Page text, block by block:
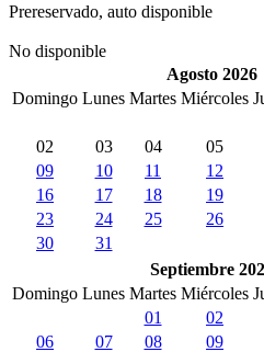
Prereservado, auto disponible
No disponible
Agosto 2026
Domingo Lunes Martes Miércoles
02
03 04 05
09
10 11 12
16
17 18 19
23
24 25 26
30
31
Septiembre
Domingo Lunes Martes Miércoles
01
02
06
07 08 09